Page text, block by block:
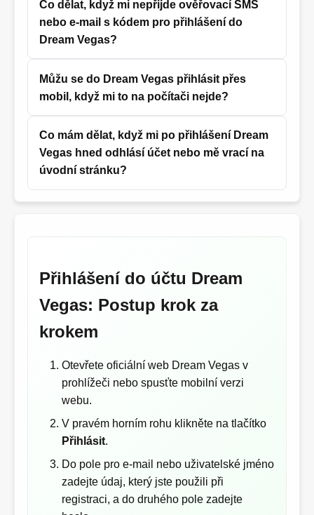
Co dělat, když mi nepřijde ověřovací SMS
nebo e‑mail s kódem pro přihlášení do
Dream Vegas?
Můžu se do Dream Vegas přihlásit přes
mobil, když mi to na počítači nejde?
Co mám dělat, když mi po přihlášení Dream
Vegas hned odhlásí účet nebo mě vrací na
úvodní stránku?
Přihlášení do účtu Dream
Vegas: Postup krok za
krokem
Otevřete oficiální web Dream Vegas v
prohlížeči nebo spusťte mobilní verzi
webu.
V pravém horním rohu klikněte na tlačítko
Přihlásit.
Do pole pro e-mail nebo uživatelské jméno
zadejte údaj, který jste použili při
registraci, a do druhého pole zadejte